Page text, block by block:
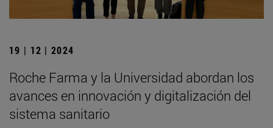
19 | 12 | 2024
Roche Farma y la Universidad abordan los
avances en innovación y digitalización del
sistema sanitario